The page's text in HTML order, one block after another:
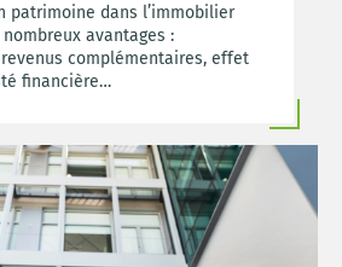
patrimoine dans l’immobilier
avantages :
complémentaires, effet
financière…